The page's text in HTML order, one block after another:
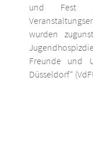
und Fest
wurden
Freunde und
Düsseldorf“